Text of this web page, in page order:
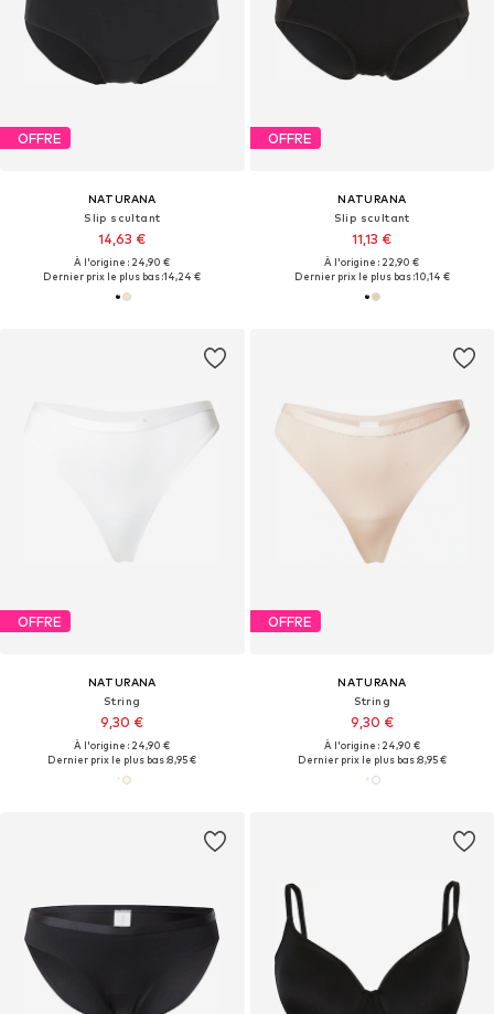
OFFRE
NATURANA
Slip scultant
14,63 €
À l'origine : 24,90 €
Dernier prix le plus bas :14,24 €
OFFRE
NATURANA
Slip scultant
11,13 €
À l'origine : 22,90 €
Dernier prix le plus bas :10,14 €
OFFRE
NATURANA
String
9,30 €
À l'origine : 24,90 €
Dernier prix le plus bas :8,95 €
OFFRE
NATURANA
String
9,30 €
À l'origine : 24,90 €
Dernier prix le plus bas :8,95 €